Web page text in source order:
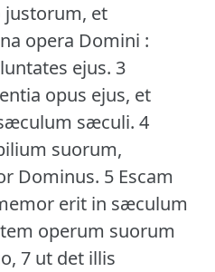
justorum, et
opera Domini :
ejus. 3
opus ejus, et
sæculi. 4
suorum,
Dominus. 5 Escam
erit in sæculum
operum suorum
7 ut det illis